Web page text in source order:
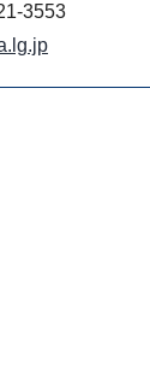
3553